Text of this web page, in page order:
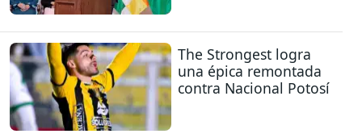
The Strongest logra
una épica remontada
contra Nacional Potosí